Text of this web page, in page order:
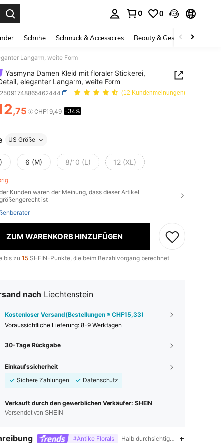
0 0
Schuhe Schmuck & Accessoires Beauty & Gesundheit
Langarm, weite Form
Yasmyna Damen Kleid mit floraler Stickerei,
eleganter Langarm, weite Form
(12 Kundenmeinungen)
AND AVAILABILITY
,75 CHF19,49 -34%
US Größe
6 (M) 8/10 (L) 12 (XL)
der Kunden waren der Meinung, dass dieser Artikel
größengerecht ist
ZUM WARENKORB HINZUFÜGEN
bis zu 15 SHEIN-Punkte, die beim Bezahlvorgang berechnet
nach Liechtenstein
Kostenloser Versand(Bestellungen ≥ CHF15,33)
Voraussichtliche Lieferung: 8-9 Werktagen
30-Tage Rückgabe
Einkaufssicherheit
Sichere Zahlungen
Datenschutz
Verkauft durch den gewerblichen Verkäufer: SHEIN
Versendet von SHEIN
#Antike Florals Halb durchsichtig,Verziert ,Knoten